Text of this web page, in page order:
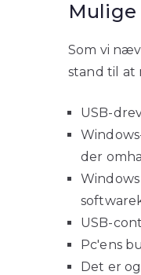
Mulige
Som vi
stand til at
USB-
der
USB-
Pc'ens
Det er